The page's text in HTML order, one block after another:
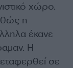
χώρο.
η
έκανε
Η
σε